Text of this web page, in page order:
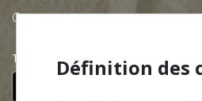
Contacts
Téléchargez gratuitement notre app:
Définition des